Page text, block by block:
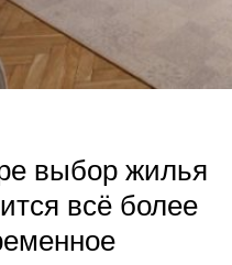
выбор жилья
всё более